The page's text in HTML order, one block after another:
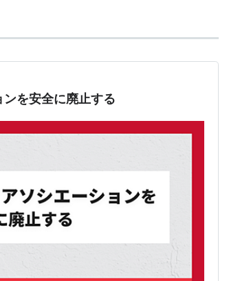
RubyOnRails
を安全に廃止する